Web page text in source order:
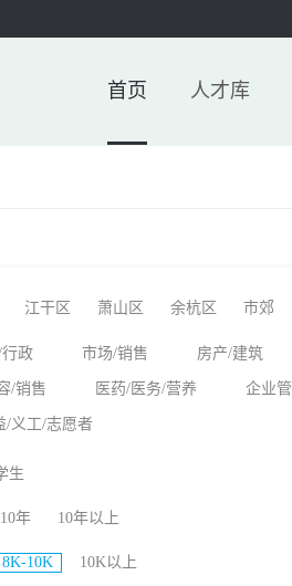
首页 人才库
江干区 萧山区 余杭区 市郊
政 市场/销售 房产/建筑
/销售 医药/医务/营养 企业
/义工/志愿者
生
年 10年以上
8K-10K 10K以上